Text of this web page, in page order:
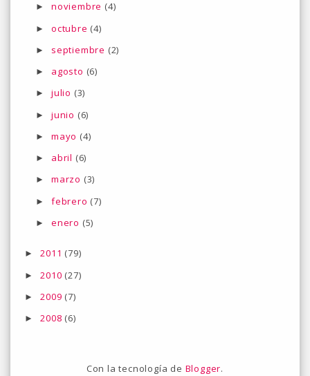
► noviembre (4)
► octubre (4)
► septiembre (2)
► agosto (6)
► julio (3)
► junio (6)
► mayo (4)
► abril (6)
► marzo (3)
► febrero (7)
► enero (5)
►2011 (79)
►2010 (27)
►2009 (7)
►2008 (6)
Con la tecnología de Blogger.